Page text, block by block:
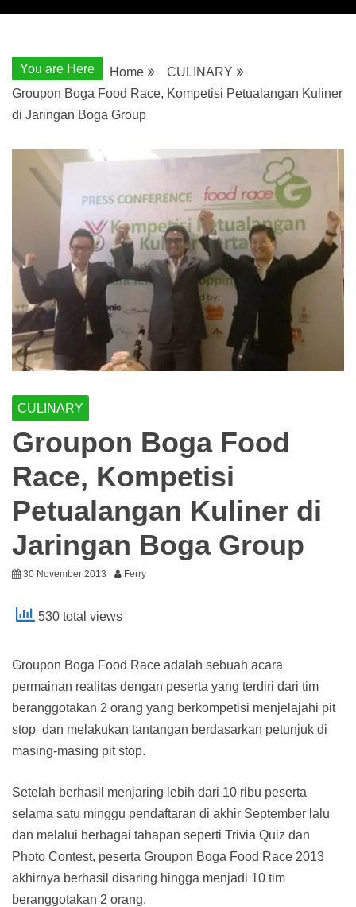
You are Here Home
CULINARY
Groupon Boga Food Race, Kompetisi Petualangan Kuliner
di Jaringan Boga Group
CULINARY
Groupon Boga Food
Race, Kompetisi
Petualangan Kuliner di
Jaringan Boga Group
30 November 2013 Ferry
530 total views
Groupon Boga Food Race adalah sebuah acara
permainan realitas dengan peserta yang terdiri dari tim
beranggotakan 2 orang yang berkompetisi menjelajahi pit
stop dan melakukan tantangan berdasarkan petunjuk di
masing-masing pit stop.
Setelah berhasil menjaring lebih dari 10 ribu peserta
selama satu minggu pendaftaran di akhir September lalu
dan melalui berbagai tahapan seperti Trivia Quiz dan
Photo Contest, peserta Groupon Boga Food Race 2013
akhirnya berhasil disaring hingga menjadi 10 tim
beranggotakan 2 orang.